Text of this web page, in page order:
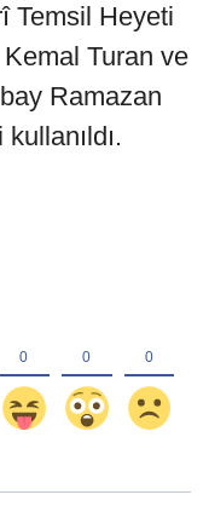
Temsil Heyeti
Turan ve
Ramazan